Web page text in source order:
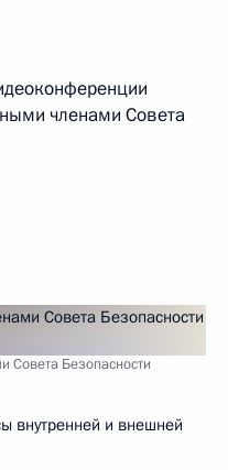
членами Совета
Совета Безопасности
внутренней и внешней